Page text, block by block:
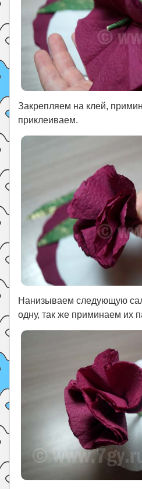
Закрепляем на клей,
приклеиваем.
Нанизываем следующую
одну, так же приминаем их